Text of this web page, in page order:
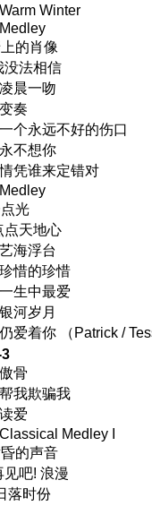
Winter
的肖像
没法相信
晨一吻
奏
个永远不好的伤口
不想你
凭谁来定错对
光
点天地心
海浮台
惜的珍惜
生中最爱
河岁月
爱着你 （Patrick /
骨
我欺骗我
爱
Medley I
的声音
见吧! 浪漫
落时份